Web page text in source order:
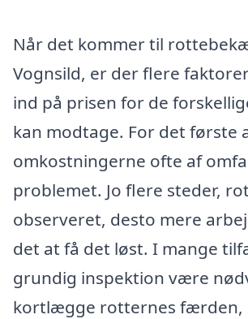
Når det kommer til
Vognsild, er der flere
ind på prisen for de
kan modtage. For det første
omkostningerne ofte af
problemet. Jo flere steder,
observeret, desto mere
det at få det løst. I mange
grundig inspektion være
kortlægge rotternes færden,